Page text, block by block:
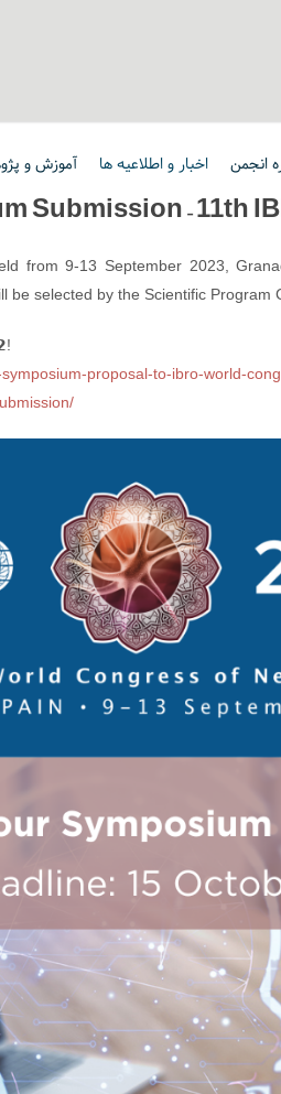
انجمن اخبار و اطلاعیه ها آموزش و
Submission – 11th
from 9-13 September 2023,
selected by the Scientific Program
proposal-to-ibro-world-